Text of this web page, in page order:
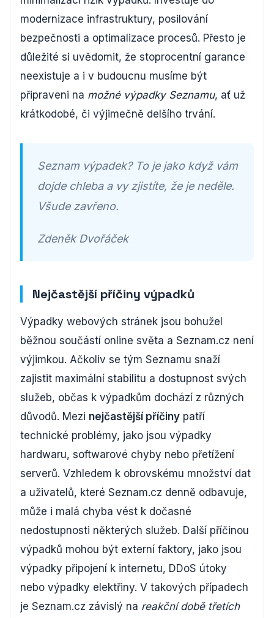
modernizace infrastruktury, posilování
bezpečnosti a optimalizace procesů. Přesto je
důležité si uvědomit, že stoprocentní garance
neexistuje a i v budoucnu musíme být
připraveni na možné výpadky Seznamu, ať už
krátkodobé, či výjimečně delšího trvání.
Seznam výpadek? To je jako když vám
dojde chleba a vy zjistíte, že je neděle.
Všude zavřeno.
Zdeněk Dvořáček
Nejčastější příčiny výpadků
Výpadky webových stránek jsou bohužel
běžnou součástí online světa a Seznam.cz není
výjimkou. Ačkoliv se tým Seznamu snaží
zajistit maximální stabilitu a dostupnost svých
služeb, občas k výpadkům dochází z různých
důvodů. Mezi nejčastější příčiny patří
technické problémy, jako jsou výpadky
hardwaru, softwarové chyby nebo přetížení
serverů. Vzhledem k obrovskému množství dat
a uživatelů, které Seznam.cz denně odbavuje,
může i malá chyba vést k dočasné
nedostupnosti některých služeb. Další příčinou
výpadků mohou být externí faktory, jako jsou
výpadky připojení k internetu, DDoS útoky
nebo výpadky elektřiny. V takových případech
je Seznam.cz závislý na reakční době třetích